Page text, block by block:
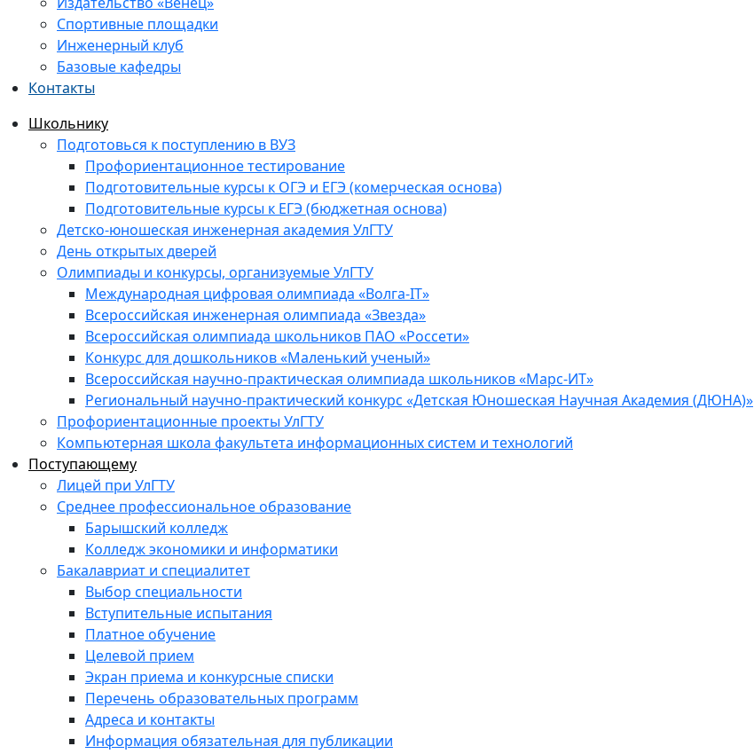
Спортивные площадки
Инженерный клуб
Базовые кафедры
Контакты
Школьнику
Подготовься к поступлению в ВУЗ
Профориентационное тестирование
Подготовительные курсы к ОГЭ и ЕГЭ (комерческая основа)
Подготовительные курсы к ЕГЭ (бюджетная основа)
Детско-юношеская инженерная академия УлГТУ
День открытых дверей
Олимпиады и конкурсы, организуемые УлГТУ
Международная цифровая олимпиада «Волга-IT»
Всероссийская инженерная олимпиада «Звезда»
Всероссийская олимпиада школьников ПАО «Россети»
Конкурс для дошкольников «Маленький ученый»
Всероссийская научно-практическая олимпиада школьников «Марс-ИТ»
Региональный научно-практический конкурс «Детская Юношеская Научная Академия (ДЮНА)»
Профориентационные проекты УлГТУ
Компьютерная школа факультета информационных систем и технологий
Поступающему
Лицей при УлГТУ
Среднее профессиональное образование
Барышский колледж
Колледж экономики и информатики
Бакалавриат и специалитет
Выбор специальности
Вступительные испытания
Платное обучение
Целевой прием
Экран приема и конкурсные списки
Перечень образовательных программ
Адреса и контакты
Информация обязательная для публикации